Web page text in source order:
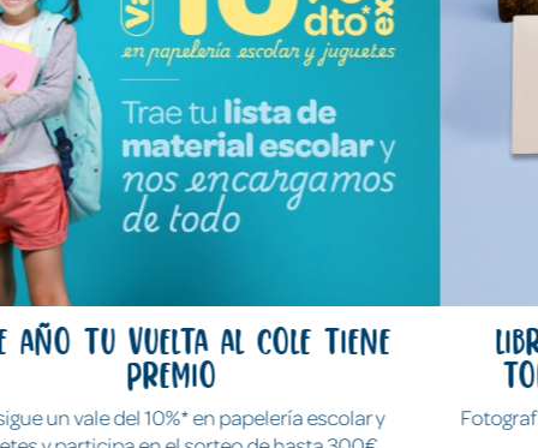
Libros y juegos que lo cuentan
todo sin decir ni una palabra
Fotografías reales para descubrir y explorar el mundo de